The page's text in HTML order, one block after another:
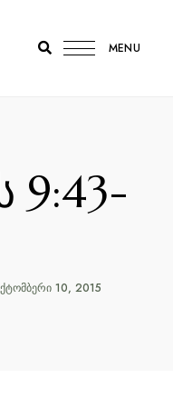
MENU
9:43-
10, 2015